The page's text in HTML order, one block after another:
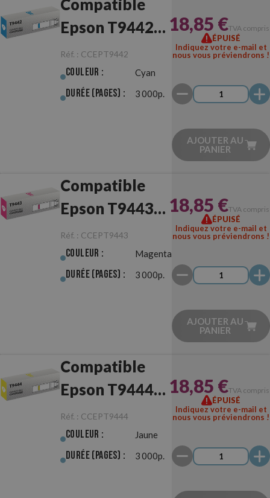
Compatible
Epson T9442
Cyan
Réf. : CCEPT9442
Couleur : Cyan
Durée (pages) : 3 000p.
18,85 €TVA
ÉPUISÉ
Indiquez votre e-mail et
nous vous préviendrons !
AJOUTER AU
PANIER
Compatible
Epson T9443
Magenta
Réf. : CCEPT9443
Couleur : Magenta
Durée (pages) : 3 000p.
18,85 €TVA
ÉPUISÉ
Indiquez votre e-mail et
nous vous préviendrons !
AJOUTER AU
PANIER
Compatible
Epson T9444
Jaune
Réf. : CCEPT9444
Couleur : Jaune
Durée (pages) : 3 000p.
18,85 €TVA
ÉPUISÉ
Indiquez votre e-mail et
nous vous préviendrons !